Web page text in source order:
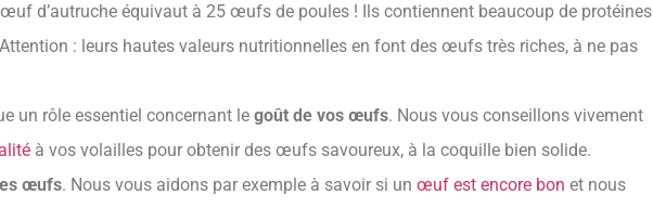
œuf d’autruche équivaut à 25 œufs de poules ! Ils contiennent beaucoup de protéines
: leurs hautes valeurs nutritionnelles en font des œufs très riches, à ne pas
un rôle essentiel concernant le goût de vos œufs. Nous vous conseillons vivement
à vos volailles pour obtenir des œufs savoureux, à la coquille bien solide.
œufs. Nous vous aidons par exemple à savoir si un œuf est encore bon et nous